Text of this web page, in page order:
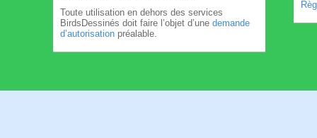
Toute utilisation en dehors des services
BirdsDessinés doit faire l’objet d’une demande
d’autorisation préalable.